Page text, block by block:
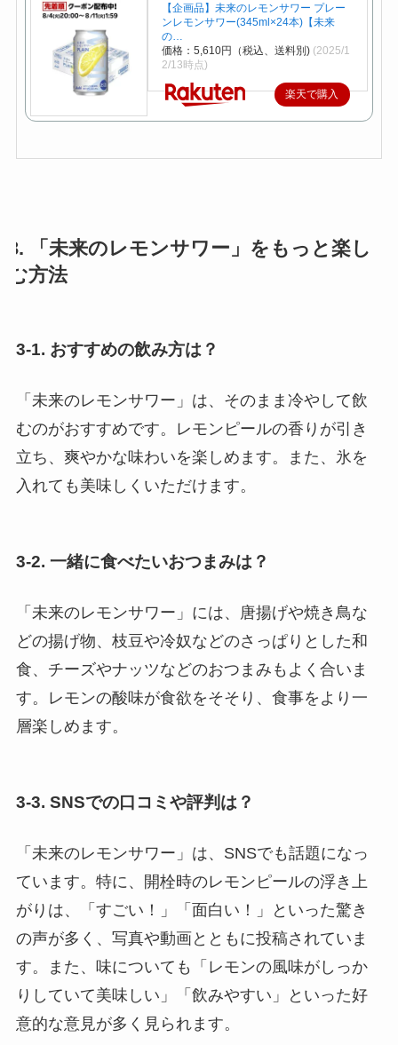
【企画品】未来のレモンサワー プレー
ンレモンサワー(345ml×24本)【未来
の…
価格：5,610円（税込、送料別) (2025/1
2/13時点)
楽天で購入
3. 「未来のレモンサワー」をもっと楽し
む方法
3-1. おすすめの飲み方は？
「未来のレモンサワー」は、そのまま冷やして飲
むのがおすすめです。レモンピールの香りが引き
立ち、爽やかな味わいを楽しめます。また、氷を
入れても美味しくいただけます。
3-2. 一緒に食べたいおつまみは？
「未来のレモンサワー」には、唐揚げや焼き鳥な
どの揚げ物、枝豆や冷奴などのさっぱりとした和
食、チーズやナッツなどのおつまみもよく合いま
す。レモンの酸味が食欲をそそり、食事をより一
層楽しめます。
3-3. SNSでの口コミや評判は？
「未来のレモンサワー」は、SNSでも話題になっ
ています。特に、開栓時のレモンピールの浮き上
がりは、「すごい！」「面白い！」といった驚き
の声が多く、写真や動画とともに投稿されていま
す。また、味についても「レモンの風味がしっか
りしていて美味しい」「飲みやすい」といった好
意的な意見が多く見られます。